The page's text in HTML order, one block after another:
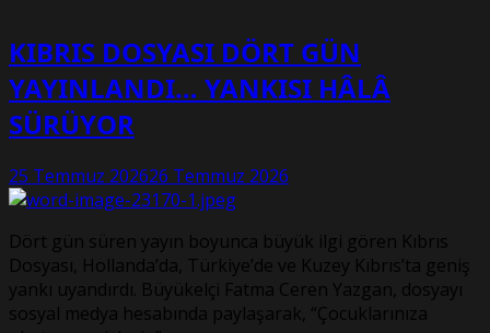
KIBRIS DOSYASI DÖRT GÜN
YAYINLANDI… YANKISI HÂLÂ
SÜRÜYOR
25 Temmuz 202626 Temmuz 2026
Dört gün süren yayın boyunca büyük ilgi gören Kıbrıs
Dosyası, Hollanda’da, Türkiye’de ve Kuzey Kıbrıs’ta geniş
yankı uyandırdı. Büyükelçi Fatma Ceren Yazgan, dosyayı
sosyal medya hesabında paylaşarak, “Çocuklarınıza